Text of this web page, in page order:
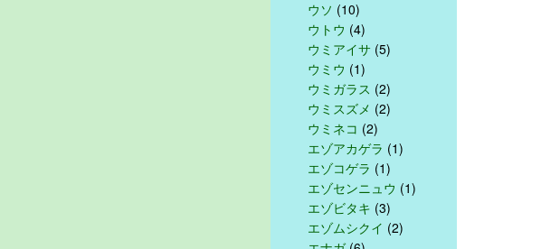
ウソ (10)
ウトウ (4)
ウミアイサ (5)
ウミウ (1)
ウミガラス (2)
ウミスズメ (2)
ウミネコ (2)
エゾアカゲラ (1)
エゾコゲラ (1)
エゾセンニュウ (1)
エゾビタキ (3)
エゾムシクイ (2)